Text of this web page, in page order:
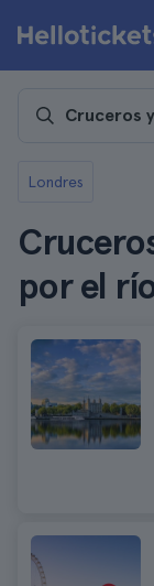
Londres
por el